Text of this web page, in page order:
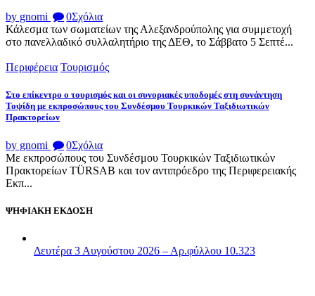
by gnomi 0Σχόλια
Κάλεσμα των σωματείων της Αλεξανδρούπολης για συμμετοχή
στο πανελλαδικό συλλαλητήριο της ΔΕΘ, το Σάββατο 5 Σεπτέ...
Περιφέρεια Τουρισμός
Στο επίκεντρο ο τουρισμός και οι συνοριακές υποδομές στη συνάντηση
Τοψίδη με εκπροσώπους του Συνδέσμου Τουρκικών Ταξιδιωτικών
Πρακτορείων
by gnomi 0Σχόλια
Με εκπροσώπους του Συνδέσμου Τουρκικών Ταξιδιωτικών
Πρακτορείων TÜRSAB και τον αντιπρόεδρο της Περιφερειακής
Εκπ...
ΨΗΦΙΑΚΗ ΕΚΔΟΣΗ
Δευτέρα 3 Αυγούστου 2026 – Αρ.φύλλου 10.323